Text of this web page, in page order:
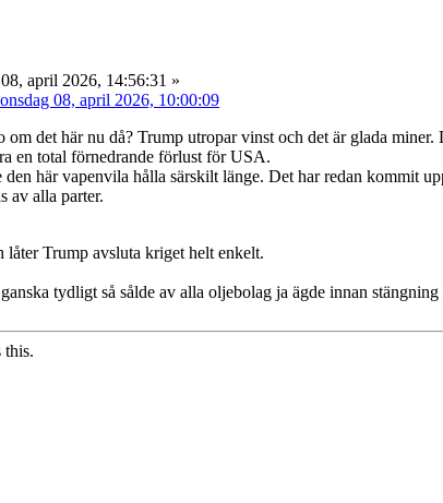
april 2026, 14:56:31 »
08, april 2026, 10:00:09
om det här nu då? Trump utropar vinst och det är glada
en total förnedrande förlust för USA.
den här vapenvila hålla särskilt länge. Det har redan kommit
av alla parter.
låter Trump avsluta kriget helt enkelt.
tydligt så sålde av alla oljebolag ja ägde innan
this.